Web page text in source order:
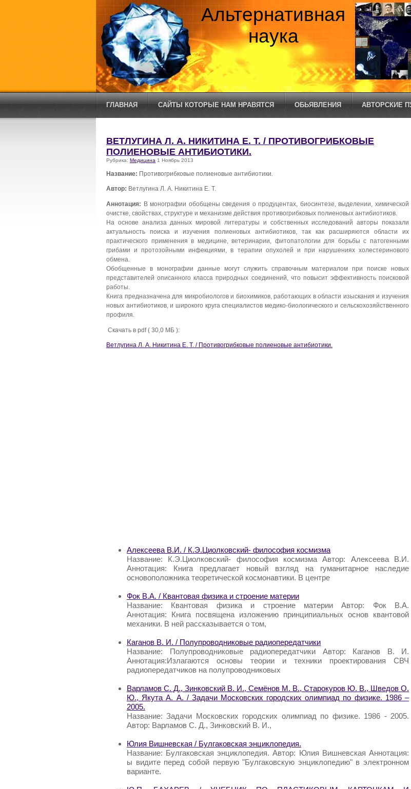
Альтернативная
наука
ГЛАВНАЯ САЙТЫ КОТОРЫЕ НАМ НРАВЯТСЯ ОБЬЯВЛЕНИЯ АВТОРСКИЕ
ВЕТЛУГИНА Л. А. НИКИТИНА Е. Т. / ПРОТИВОГРИБКОВЫЕ
ПОЛИЕНОВЫЕ АНТИБИОТИКИ.
Рубрика: Медицина 1 Ноябрь 2013
Название: Противогрибковые полиеновые антибиотики.
Автор: Ветлугина Л. А. Никитина Е. Т.
Аннотация: В монографии обобщены сведения о продуцентах, биосинтезе, выделении, химической
очистке, свойствах, структуре и механизме действия противогрибковых полиеновых антибиотиков.
На основе анализа данных мировой литературы и собственных исследований авторы показали
актуальность поиска и изучения полиеновых антибиотиков, так как расширяются области их
практического применения в медицине, ветеринарии, фитопатологии для борьбы с патогенными
грибами и протозойными инфекциями, в терапии опухолей и при нарушениях холестеринового
обмена.
Обобщенные в монографии данные могут служить справочным материалом при поиске новых
представителей описанного класса природных соединений, что повысит эффективность поисковой
работы.
Книга предназначена для микробиологов и биохимиков, работающих в области изыскания и изучения
новых антибиотиков, и широкого круга специалистов медико-биологического и сельскохозяйственного
профиля.
Скачать в pdf ( 30,0 МБ ):
Ветлугина Л. А. Никитина Е. Т. / Противогрибковые полиеновые антибиотики.
Алексеева В.И. / К.Э.Циолковский- философия космизма
Название: К.Э.Циолковский- философия космизма Автор: Алексеева В.И.
Аннотация: Книга предлагает новый взгляд на гуманитарное наследие
основоположника теоретической космонавтики. В центре
Фок В.А. / Квантовая физика и строение материи
Название: Квантовая физика и строение материи Автор: Фок В.А.
Аннотация: Книга посвящена изложению принципиальных основ квантовой
механики. В ней рассказывается о том,
Каганов В. И. / Полупроводниковые радиопередатчики
Название: Полупроводниковые радиопередатчики Автор: Каганов В. И.
Аннотация:Излагаются основы теории и техники проектирования СВЧ
радиопередатчиков на полупроводниковых
Варламов С. Д., Зинковский В. И., Семёнов М. В., Старокуров Ю. В., Шведов О.
Ю., Якута А. А. / Задачи Московских городских олимпиад по физике. 1986 –
2005.
Название: Задачи Московских городских олимпиад по физике. 1986 - 2005.
Автор: Варламов С. Д., Зинковский В. И.,
Юлия Вишневская / Булгаковская энциклопедия.
Название: Булгаковская энциклопедия. Автор: Юлия Вишневская Аннотация:
ы видите перед собой первую "Булгаковскую энциклопедию" в электронном
варианте.